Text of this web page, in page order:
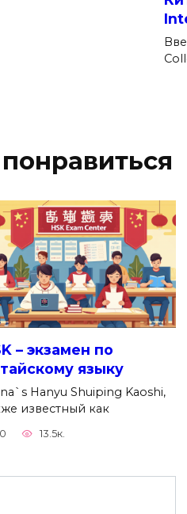
– экзамен по
языку
Hanyu Shuiping Kaoshi,
известный как
0 13.5к.